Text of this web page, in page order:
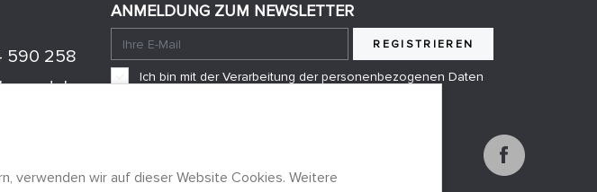
590 258
ANMELDUNG ZUM NEWSLETTER
REGISTRIEREN
Ich bin mit der Verarbeitung der personenbezogenen Daten
verwenden wir auf dieser Website Cookies. Weitere